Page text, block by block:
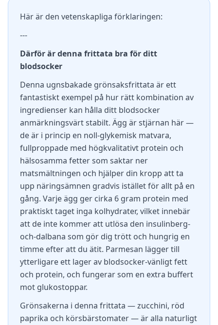
Här är den vetenskapliga förklaringen:
---
Därför är denna frittata bra för ditt
blodsocker
Denna ugnsbakade grönsaksfrittata är ett
fantastiskt exempel på hur rätt kombination av
ingredienser kan hålla ditt blodsocker
anmärkningsvärt stabilt. Ägg är stjärnan här —
de är i princip en noll-glykemisk matvara,
fullproppade med högkvalitativt protein och
hälsosamma fetter som saktar ner
matsmältningen och hjälper din kropp att ta
upp näringsämnen gradvis istället för allt på en
gång. Varje ägg ger cirka 6 gram protein med
praktiskt taget inga kolhydrater, vilket innebär
att de inte kommer att utlösa den insulinberg-
och-dalbana som gör dig trött och hungrig en
timme efter att du ätit. Parmesan lägger till
ytterligare ett lager av blodsocker-vänligt fett
och protein, och fungerar som en extra buffert
mot glukostoppar.
Grönsakerna i denna frittata — zucchini, röd
paprika och körsbärstomater — är alla naturligt